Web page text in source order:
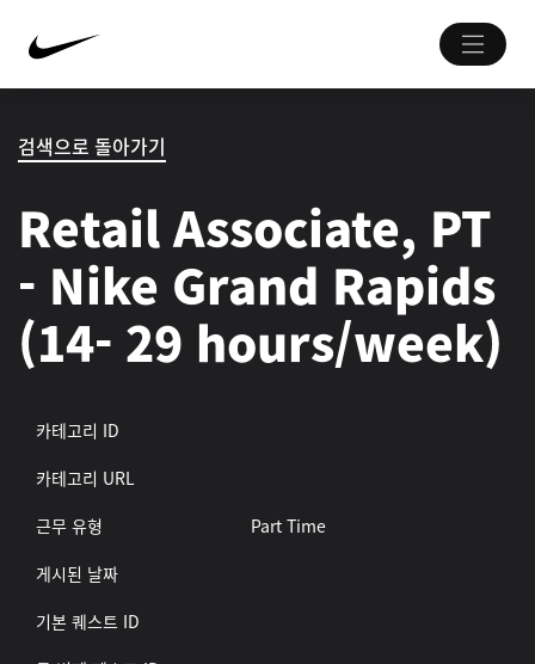
검색으로 돌아가기
Retail Associate, PT
- Nike Grand Rapids
(14- 29 hours/week)
카테고리 ID
카테고리 URL
근무 유형
Part Time
게시된 날짜
기본 퀘스트 ID